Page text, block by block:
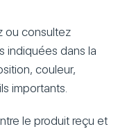
ou consultez
indiquées dans la
couleur,
importants.
le produit reçu et